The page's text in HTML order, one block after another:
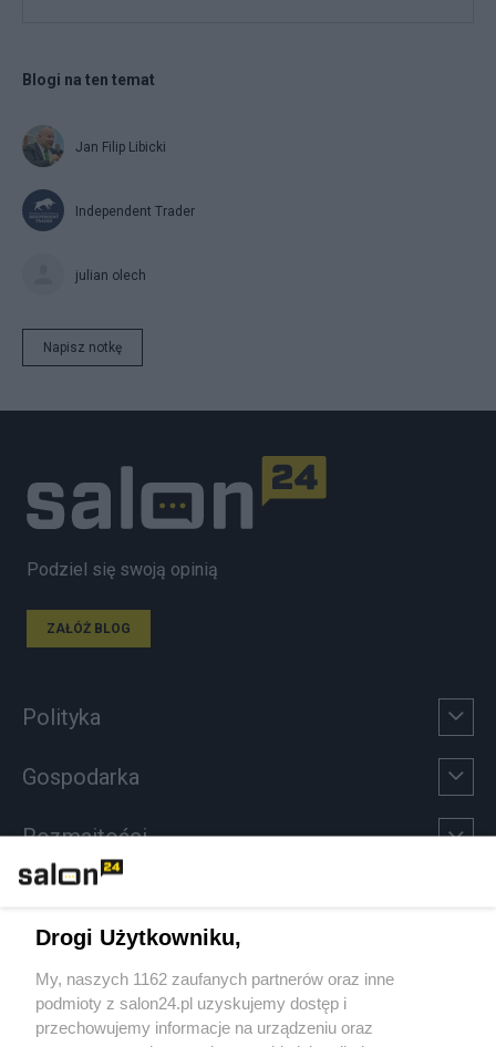
Blogi na ten temat
Jan Filip Libicki
Independent Trader
julian olech
Napisz notkę
Podziel się swoją opinią
ZAŁÓŻ BLOG
Polityka
Gospodarka
Rozmaitości
Sport
Społeczeństwo
Drogi Użytkowniku,
My, naszych 1162 zaufanych partnerów oraz inne
podmioty z salon24.pl uzyskujemy dostęp i
przechowujemy informacje na urządzeniu oraz